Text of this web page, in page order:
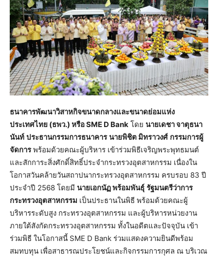
ธนาคารพัฒนาวิสาหกิจขนาดกลางและขนาดย่อมแห่ง
ประเทศไทย (ธพว.) หรือSME D Bank โดย นายเดชา จาตุธนา
นันท์ ประธานกรรมการธนาคาร นายพิชิต มิทราวงศ์ กรรมการผู้
จัดการพร้อมด้วยคณะผู้บริหาร เข้าร่วมพิธีเจริญพระพุทธมนต์
และสักการะสิ่งศักดิ์สิทธิ์ประจำกระทรวงอุตสาหกรรม เนื่องใน
โอกาสวันคล้ายวันสถาปนากระทรวงอุตสาหกรรม ครบรอบ 83 ปี
ประจำปี 2568 โดยมี นายเอกนัฏ พร้อมพันธุ์ รัฐมนตรีว่าการ
กระทรวงอุตสาหกรรม เป็นประธานในพิธี พร้อมด้วยคณะผู้
บริหารระดับสูง กระทรวงอุตสาหกรรม และผู้บริหารหน่วยงาน
ภายใต้สังกัดกระทรวงอุตสาหกรรม ทั้งในอดีตและปัจจุบัน เข้า
ร่วมพิธี ในโอกาสนี้ SME D Bank ร่วมแสดงความยินดีพร้อม
สมทบทุน เพื่อสาธารณประโยชน์และกิจกรรมการกุศล ณ บริเวณ